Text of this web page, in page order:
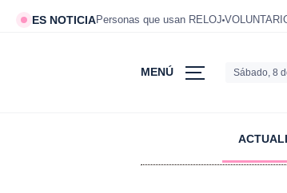
ES NOTICIAPersonas que usan RELOJ
MENÚ Sábado, 8